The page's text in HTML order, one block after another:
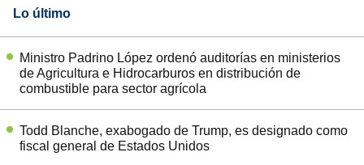
Lo último
Ministro Padrino López ordenó auditorías en ministerios
de Agricultura e Hidrocarburos en distribución de
combustible para sector agrícola
Todd Blanche, exabogado de Trump, es designado como
fiscal general de Estados Unidos